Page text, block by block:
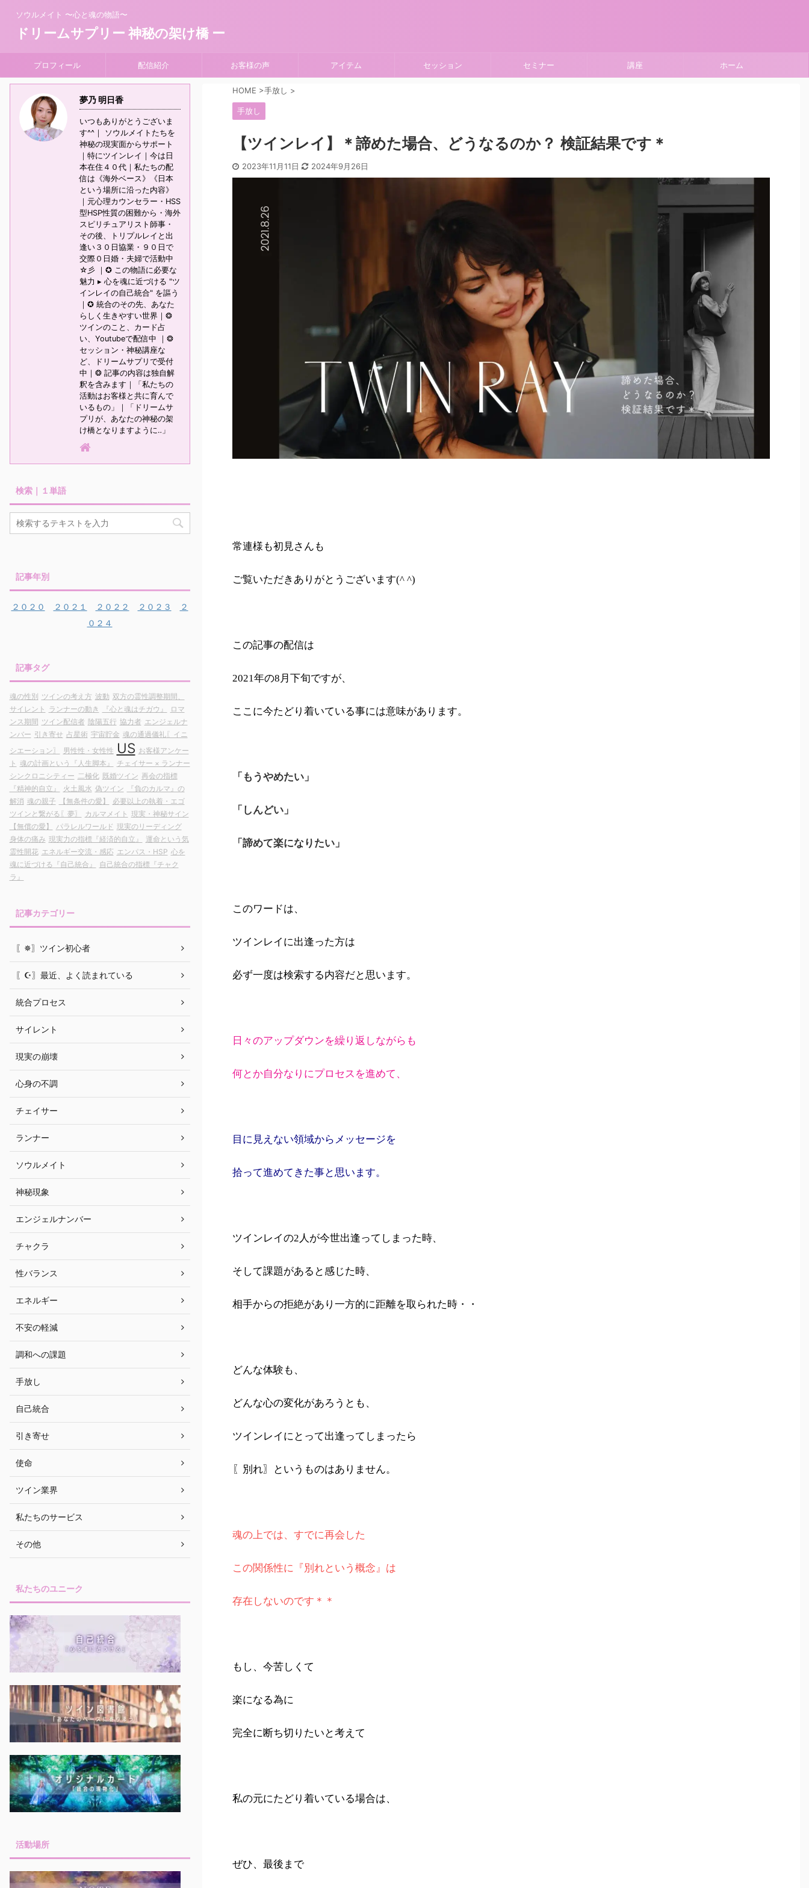
ソウルメイト 〜心と魂の物語〜
ドリームサプリー 神秘の架け橋 ー
プロフィール 配信紹介 お客様の声 アイテム セッション セミナー 講座 ホーム
HOME >手放し >
手放し
【ツインレイ】＊諦めた場合、どうなるのか？ 検証結果です＊
2023年11月11日 2024年9月26日
常連様も初見さんも
ご覧いただきありがとうございます(^ ^)
この記事の配信は
2021年の8月下旬ですが、
ここに今たどり着いている事には意味があります。
「もうやめたい」
「しんどい」
「諦めて楽になりたい」
このワードは、
ツインレイに出逢った方は
必ず一度は検索する内容だと思います。
日々のアップダウンを繰り返しながらも
何とか自分なりにプロセスを進めて、
目に見えない領域から メッセージを
拾って進めてきた事と思います。
ツインレイの2人が今世出逢ってしまった時、
そして課題があると感じた時、
相手からの拒絶があり一方的に距離を取られた時・・
どんな体験も、
どんな心の変化があろうとも、
ツインレイにとって出逢ってしまったら
〖別れ〗というものはありません。
魂の上では、すでに再会した
この関係性に『別れという概念』は
存在しないのです＊＊
もし、今苦しくて
楽になる為に
完全に断ち切りたいと考えて
私の元にたどり着いている場合は、
ぜひ、 最後まで
夢乃 明日香
いつもありがとうございま
す^^｜ ソウルメイトたちを
神秘の現実面からサポート
｜特にツインレイ｜今は日
本在住４０代｜私たちの配
信は《海外ベース》《日本
という場所に沿った内容》
｜元心理カウンセラー・HSS
型HSP性質の困難から・海外
スピリチュアリスト師事・
その後、トリプルレイと出
逢い３０日協業・９０日で
交際０日婚・夫婦で活動中
☆彡 ｜✪ この物語に必要な
魅力 ▸ 心を魂に近づける "ツ
インレイの自己統合" を謳う
｜✪ 統合のその先、あなた
らしく生きやすい世界｜❂
ツインのこと、カード占
い、Youtubeで配信中 ｜❂
セッション・神秘講座な
ど、ドリームサプリで受付
中｜❂ 記事の内容は独自解
釈を含みます｜「私たちの
活動はお客様と共に育んで
いるもの」｜「ドリームサ
プリが、あなたの神秘の架
け橋となりますように‥」
検索｜１単語
記事年別
２０２０ ２０２１ ２０２２ ２０２３
２
０２４
記事タグ
魂の性別 ツインの考え方 波動 双方の霊性調整期間、
サイレント
ランナーの動き 『心と魂はチガウ』
ロマ
ンス期間 ツイン配信者 陰陽五行 協力者 エンジェルナ
ンバー 引き寄せ 占星術 宇宙貯金 魂の通過儀礼〖イニ
シエーション〗
男性性・女性性 US お客様アンケー
ト 魂の計画という『人生脚本』
チェイサー × ランナー
シンクロニシティー 二極化 既婚ツイン 再会の指標
『精神的自立』
火土風水 偽ツイン
『負のカルマ』の
解消 魂の親子 【無条件の愛】
必要以上の執着・エゴ
ツインと繋がる〖夢〗
カルマメイト 現実・神秘サイン
【無償の愛】
パラレルワールド 現実のリーディング
身体の痛み 現実力の指標『経済的自立』
運命という気
霊性開花 エネルギー交流・感応 エンパス・HSP 心を
魂に近づける『自己統合』
自己統合の指標『チャク
ラ』
記事カテゴリー
〖✵〗ツイン初心者
〖☪︎〗最近、よく読まれている
統合プロセス
サイレント
現実の崩壊
心身の不調
チェイサー
ランナー
ソウルメイト
神秘現象
エンジェルナンバー
チャクラ
性バランス
エネルギー
不安の軽減
調和への課題
手放し
自己統合
引き寄せ
使命
ツイン業界
私たちのサービス
その他
私たちのユニーク
活動場所